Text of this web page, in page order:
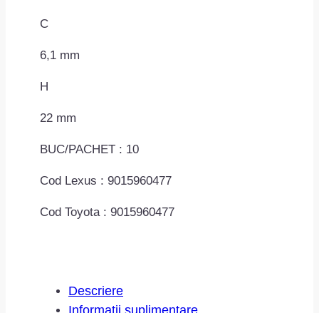
C
6,1 mm
H
22 mm
BUC/PACHET : 10
Cod Lexus : 9015960477
Cod Toyota : 9015960477
Descriere
Informații suplimentare